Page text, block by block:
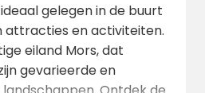
gelegen in de buurt
attracties en activiteiten.
eiland Mors, dat
gevarieerde en